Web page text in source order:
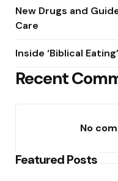
New Drugs and
Care
Inside ‘Biblical
Recent
No
Featured Posts